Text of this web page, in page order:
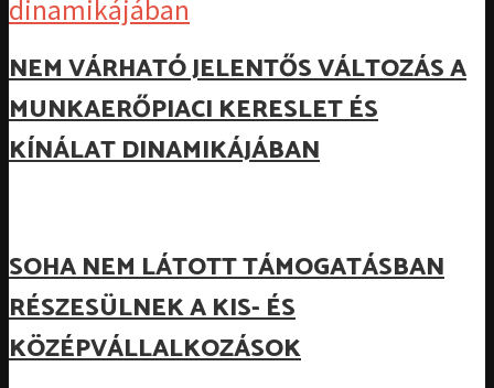
NEM VÁRHATÓ JELENTŐS VÁLTOZÁS A
MUNKAERŐPIACI KERESLET ÉS
KÍNÁLAT DINAMIKÁJÁBAN
SOHA NEM LÁTOTT TÁMOGATÁSBAN
RÉSZESÜLNEK A KIS- ÉS
KÖZÉPVÁLLALKOZÁSOK